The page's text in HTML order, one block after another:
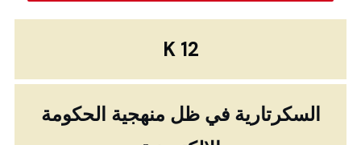
K 12
السكرتارية في ظل منهجية الحكومة